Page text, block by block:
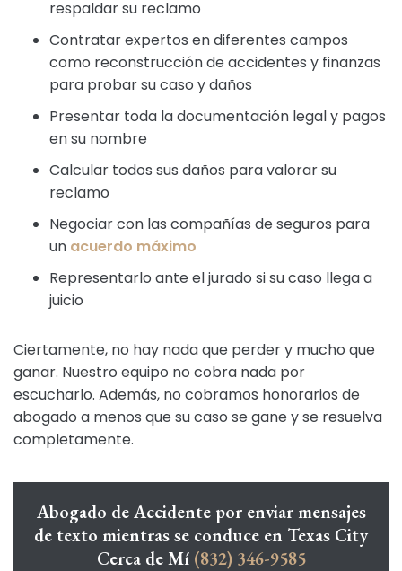
respaldar su reclamo
Contratar expertos en diferentes campos
como reconstrucción de accidentes y finanzas
para probar su caso y daños
Presentar toda la documentación legal y pagos
en su nombre
Calcular todos sus daños para valorar su
reclamo
Negociar con las compañías de seguros para
un acuerdo máximo
Representarlo ante el jurado si su caso llega a
juicio
Ciertamente, no hay nada que perder y mucho que
ganar. Nuestro equipo no cobra nada por
escucharlo. Además, no cobramos honorarios de
abogado a menos que su caso se gane y se resuelva
completamente.
Abogado de Accidente por enviar mensajes
de texto mientras se conduce en Texas City
Cerca de Mí (832) 346-9585